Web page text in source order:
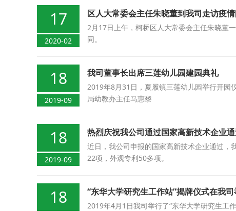
17
2020-02
区人大常委会主任朱晓董到我司走访疫
2月17日上午，柯桥区人大常委会主任朱晓董
同。
18
2019-09
我司董事长出席三莲幼儿园建园典礼
2019年8月31日，夏履镇三莲幼儿园举行开园
局幼教办主任马惠黎
18
2019-09
热烈庆祝我公司通过国家高新技术企业
近日，我公司申报的国家高新技术企业通过，
22项，外观专利50多项。
18 “东华大学研究生工作站”揭牌仪式在我
2019年4月1日我司举行了“东华大学研究生工